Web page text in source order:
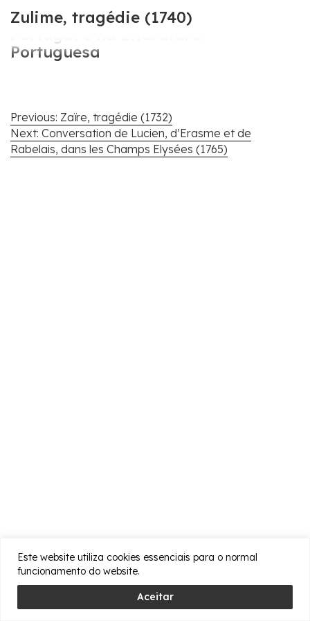
Este website utiliza cookies essenciais para o normal
funcionamento do website.
Aceitar
Cartografar Voltaire em
Portuguesa
Zulime, tragédie (1740)
Navegação
de
artigos
Previous: Zaïre, tragédie (1732)
Next: Conversation de Lucien, d’Erasme et de
Rabelais, dans les Champs Elysées (1765)